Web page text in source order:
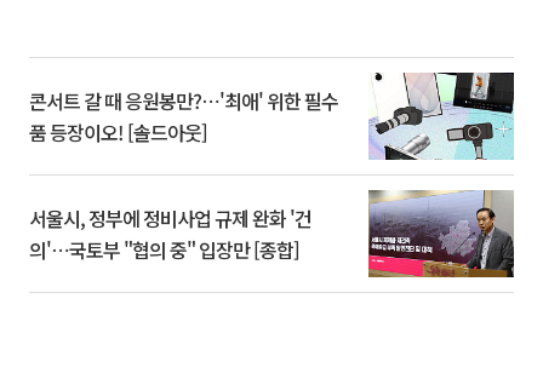
콘서트 갈 때 응원봉만?⋯'최애' 위한 필수
품 등장이오! [솔드아웃]
서울시, 정부에 정비사업 규제 완화 '건
의'⋯국토부 "협의 중" 입장만 [종합]